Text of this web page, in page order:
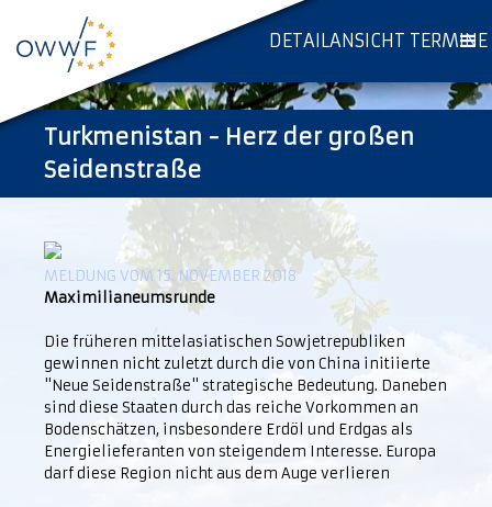
DETAILANSICHT TERMINE
Turkmenistan - Herz der großen
Seidenstraße
MELDUNG VOM 15. NOVEMBER 2018
Maximilianeumsrunde
Die früheren mittelasiatischen Sowjetrepubliken
gewinnen nicht zuletzt durch die von China initiierte
"Neue Seidenstraße" strategische Bedeutung. Daneben
sind diese Staaten durch das reiche Vorkommen an
Bodenschätzen, insbesondere Erdöl und Erdgas als
Energielieferanten von steigendem Interesse. Europa
darf diese Region nicht aus dem Auge verlieren